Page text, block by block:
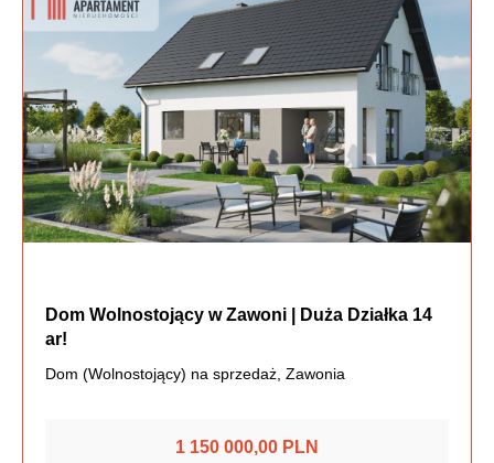
Dom Wolnostojący w Zawoni | Duża Działka 14
ar!
Dom (Wolnostojący) na sprzedaż, Zawonia
1 150 000,00 PLN